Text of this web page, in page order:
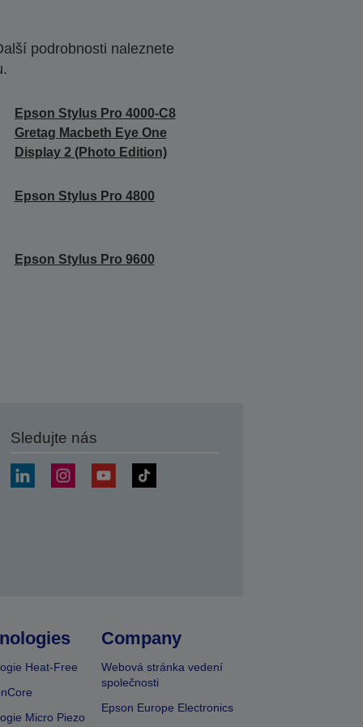
podrobnosti naleznete
Epson Stylus Pro 4000-C8
Gretag Macbeth Eye One
Display 2 (Photo Edition)
Epson Stylus Pro 4800
Epson Stylus Pro 9600
Sledujte nás
Heat-Free
Micro Piezo
Company
Webová stránka vedení
společnosti
Epson Europe Electronics